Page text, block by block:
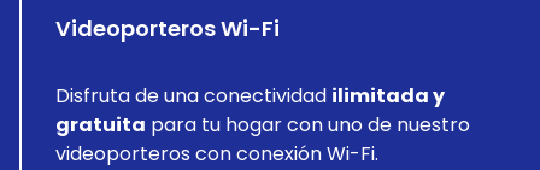
Videoporteros Wi-Fi
Disfruta de una conectividad ilimitada y
gratuita para tu hogar con uno de nuestro
videoporteros con conexión Wi-Fi.